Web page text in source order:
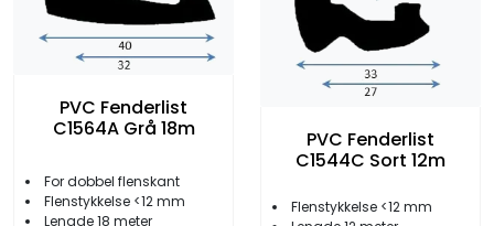
PVC Fenderlist
C1564A Grå 18m
For dobbel flenskant
Flenstykkelse <12 mm
Lengde 18 meter
PVC Fenderlist
C1544C Sort 12m
Flenstykkelse <12 mm